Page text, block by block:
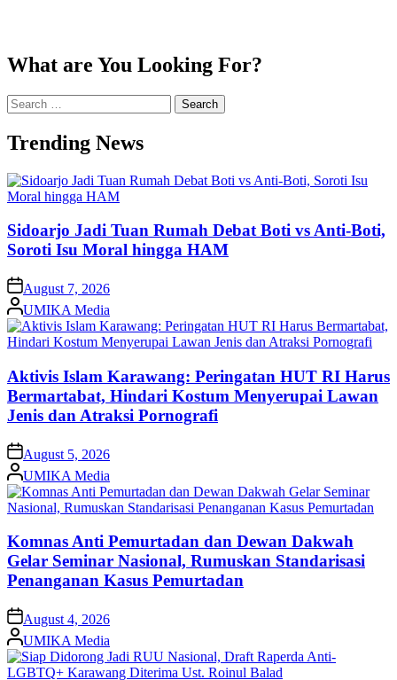
What are You Looking For?
Search
for:
Trending News
Sidoarjo Jadi Tuan Rumah Debat Boti vs Anti-Boti,
Soroti Isu Moral hingga HAM
on August 7, 2026
Posted
by
UMIKA Media
Aktivis Islam Karawang: Peringatan HUT RI Harus
Bermartabat, Hindari Kostum Menyerupai Lawan
Jenis dan Atraksi Pornografi
on August 5, 2026
Posted
by
UMIKA Media
Komnas Anti Pemurtadan dan Dewan Dakwah
Gelar Seminar Nasional, Rumuskan Standarisasi
Penanganan Kasus Pemurtadan
on August 4, 2026
Posted
by
UMIKA Media